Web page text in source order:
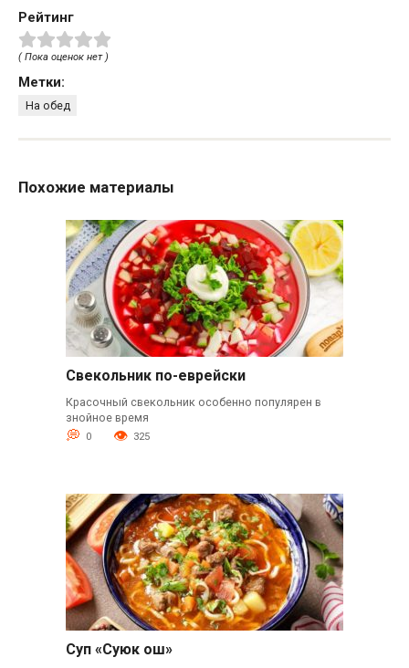
Рейтинг
( Пока оценок нет )
Метки:
На обед
Похожие материалы
Свекольник по-еврейски
Красочный свекольник особенно популярен в
знойное время
0 325
Суп «Суюк ош»